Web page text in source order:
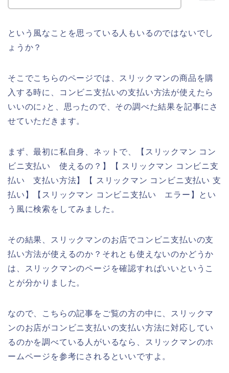
という風なことを思っている人もいるのではないでし
ょうか？
そこでこちらのページでは、スリックマンの商品を購
入する時に、コンビニ支払いの支払い方法が使えたら
いいのに♪と、思ったので、その調べた結果を記事にさ
せていただきます。
まず、最初に私自身、ネットで、【スリックマン コン
ビニ支払い 使えるの？】【 スリックマン コンビニ支
払い 支払い方法】【 スリックマン コンビニ支払い 支
払い】【スリックマン コンビニ支払い エラー】とい
う風に検索をしてみました。
その結果、スリックマンのお店でコンビニ支払いの支
払い方法が使えるのか？それとも使えないのかどうか
は、スリックマンのページを確認すればいいというこ
とが分かりました。
なので、こちらの記事をご覧の方の中に、スリックマ
ンのお店がコンビニ支払いの支払い方法に対応してい
るのかを調べている人がいるなら、スリックマンのホ
ームページを参考にされるといいですよ。